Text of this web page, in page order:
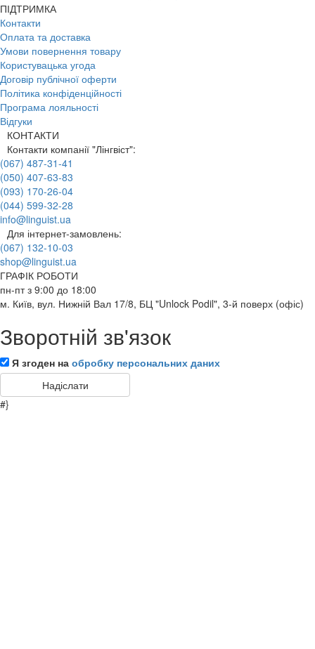
ПІДТРИМКА
Контакти
Оплата та доставка
Умови повернення товару
Користувацька угода
Договір публічної оферти
Політика конфіденційності
Програма лояльності
Відгуки
КОНТАКТИ
Контакти компанії "Лінгвіст":
(067) 487-31-41
(050) 407-63-83
(093) 170-26-04
(044) 599-32-28
info@linguist.ua
Для інтернет-замовлень:
(067) 132-10-03
shop@linguist.ua
ГРАФІК РОБОТИ
пн-пт з 9:00 до 18:00
м. Київ, вул. Нижній Вал 17/8, БЦ "Unlock Podil", 3-й поверх (офіс)
Зворотній зв'язок
Я згоден на обробку персональних даних
#}